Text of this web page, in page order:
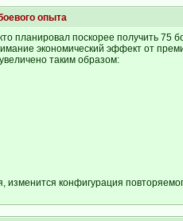
опыта
планировал поскорее получить
экономический эффект от
таким образом:
изменится конфигурация